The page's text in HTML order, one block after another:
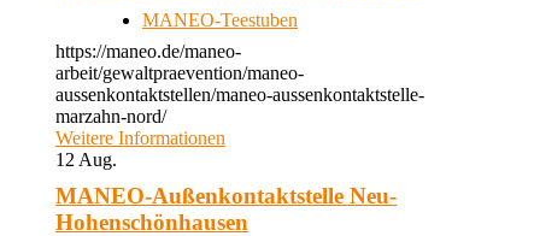
MANEO-Teestuben
https://maneo.de/maneo-
arbeit/gewaltpraevention/maneo-
aussenkontaktstellen/maneo-aussenkontaktstelle-
marzahn-nord/
Weitere Informationen
12 Aug.
MANEO-Außenkontaktstelle Neu-
Hohenschönhausen